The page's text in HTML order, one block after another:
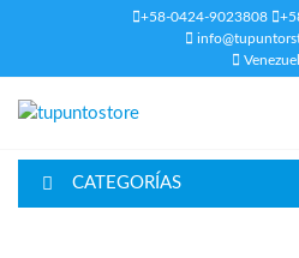
+58-0424-9023808
CATEGORÍAS